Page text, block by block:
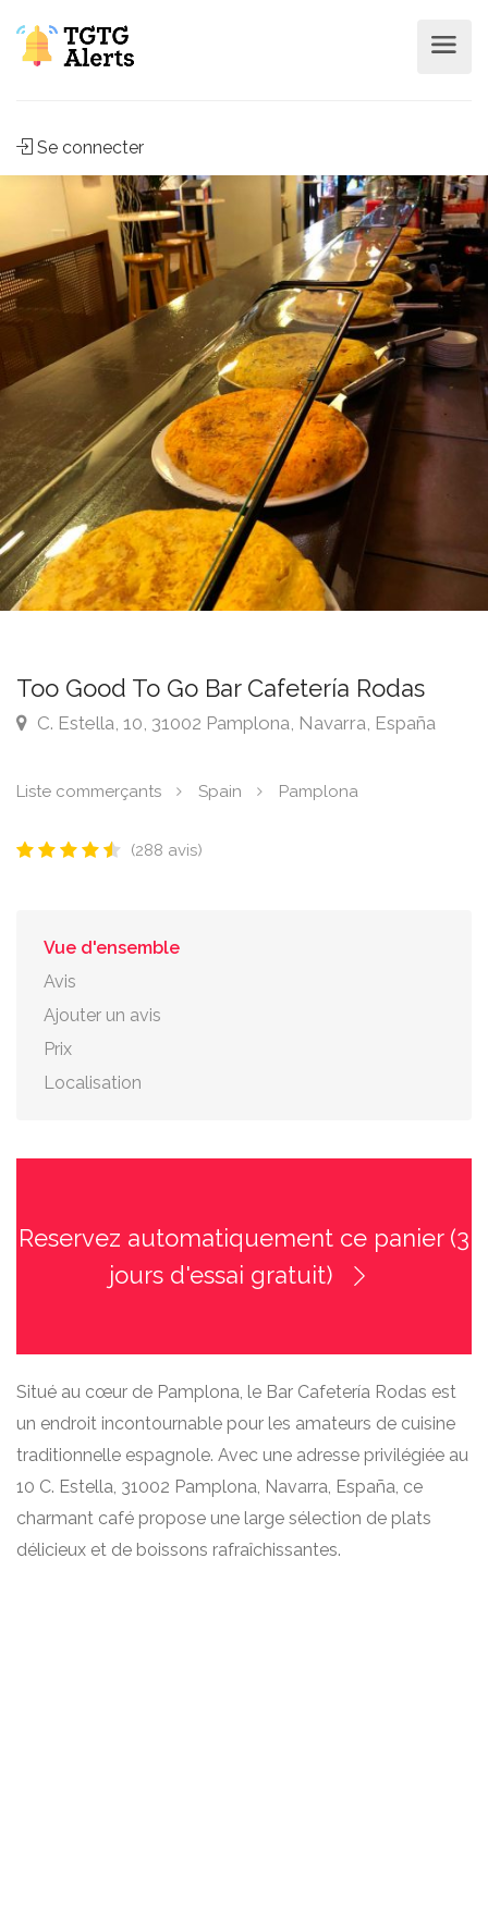
Se connecter
Too Good To Go Bar Cafetería Rodas
C. Estella, 10, 31002 Pamplona, Navarra, España
Liste commerçants Spain Pamplona
(288 avis)
Vue d'ensemble
Avis
Ajouter un avis
Prix
Localisation
Reservez automatiquement ce panier (3
jours d'essai gratuit)
Situé au cœur de Pamplona, le Bar Cafetería Rodas est
un endroit incontournable pour les amateurs de cuisine
traditionnelle espagnole. Avec une adresse privilégiée au
10 C. Estella, 31002 Pamplona, Navarra, España, ce
charmant café propose une large sélection de plats
délicieux et de boissons rafraîchissantes.